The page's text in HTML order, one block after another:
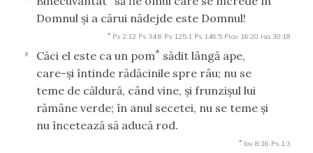
Domnul şi a cărui nădejde este Domnul!
* Ps 2:12 Ps 34:8 Ps 125:1 Ps 146:5 Prov 16:20 Isa 30:18
8 Căci el este ca un pom* sădit lângă ape,
care-şi întinde rădăcinile spre râu; nu se
teme de căldură, când vine, şi frunzişul lui
rămâne verde; în anul secetei, nu se teme şi
nu încetează să aducă rod.
* Iov 8:16 Ps 1:3